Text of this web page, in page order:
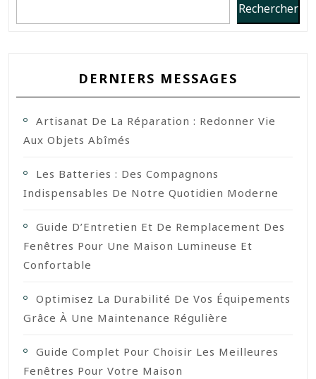
Rechercher
DERNIERS MESSAGES
Artisanat De La Réparation : Redonner Vie
Aux Objets Abîmés
Les Batteries : Des Compagnons
Indispensables De Notre Quotidien Moderne
Guide D’Entretien Et De Remplacement Des
Fenêtres Pour Une Maison Lumineuse Et
Confortable
Optimisez La Durabilité De Vos Équipements
Grâce À Une Maintenance Régulière
Guide Complet Pour Choisir Les Meilleures
Fenêtres Pour Votre Maison